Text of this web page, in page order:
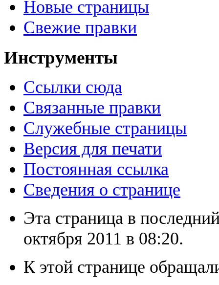
Новые страницы
Свежие правки
Инструменты
Ссылки сюда
Связанные правки
Служебные страницы
Версия для печати
Постоянная ссылка
Сведения о странице
Эта страница в
октября 2011 в 08:20.
К этой странице